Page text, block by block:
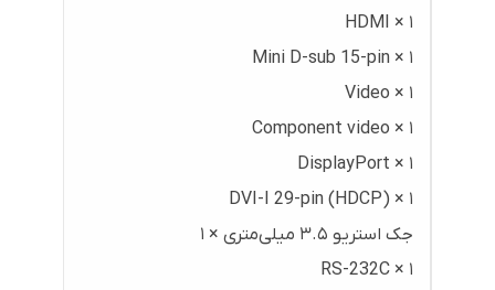
HDMI × ۱
Mini D-sub 15-pin × ۱
Video × ۱
Component video × ۱
DisplayPort × ۱
DVI-I 29-pin (HDCP) × ۱
جک استریو ۳.۵ میلی‌متری × ۱
RS-232C × ۱